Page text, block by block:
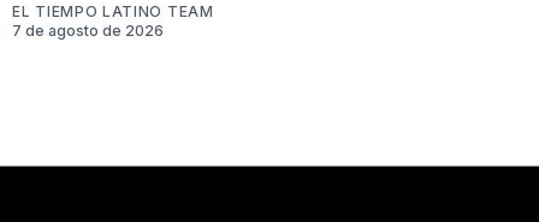
EL TIEMPO LATINO TEAM
7 de agosto de 2026